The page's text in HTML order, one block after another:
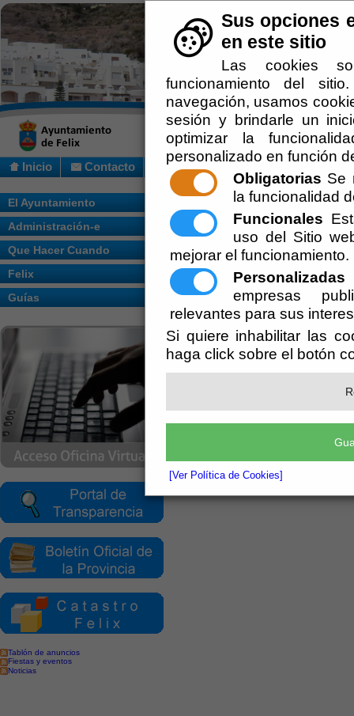
Sus opciones
en este sitio
Las cookies
funcionamiento del
navegación, usamos
sesión y brindarle un
optimizar la
personalizado en función
Obligatorias Se
la funcionalidad
Funcionales
uso del Sitio
mejorar el funcionamiento.
Personalizadas
empresas
relevantes para sus
Si quiere inhabilitar las
haga click sobre el botón
[Ver Política de Cookies]
Inicio Contacto
El Ayuntamiento
Administración-e
Que Hacer Cuando
Felix
Guías
Tablón de anuncios
Fiestas y eventos
Noticias
Usted se encuentra aquí:Inicio //
Escuchar
Se trata de un mercado ambulante,
bisutería, zapatos, telas, etc. Este